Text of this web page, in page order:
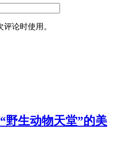
论时使用。
野生动物天堂”的美